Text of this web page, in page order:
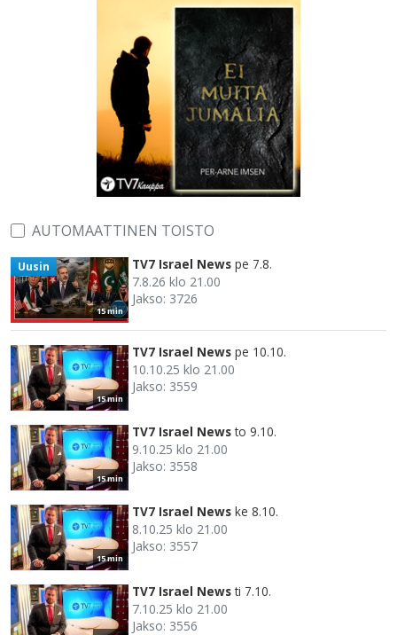
AUTOMAATTINEN TOISTO
15 min
Uusin TV7 Israel News pe 7.8.
7.8.26 klo 21.00
Jakso: 3726
15 min
TV7 Israel News pe 10.10.
10.10.25 klo 21.00
Jakso: 3559
15 min
TV7 Israel News to 9.10.
9.10.25 klo 21.00
Jakso: 3558
15 min
TV7 Israel News ke 8.10.
8.10.25 klo 21.00
Jakso: 3557
TV7 Israel News ti 7.10.
7.10.25 klo 21.00
Jakso: 3556